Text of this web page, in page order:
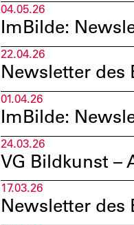
04.05.26
ImBilde:
22.04.26
Newsletter des
01.04.26
ImBilde:
24.03.26
VG Bildkunst –
17.03.26
Newsletter des